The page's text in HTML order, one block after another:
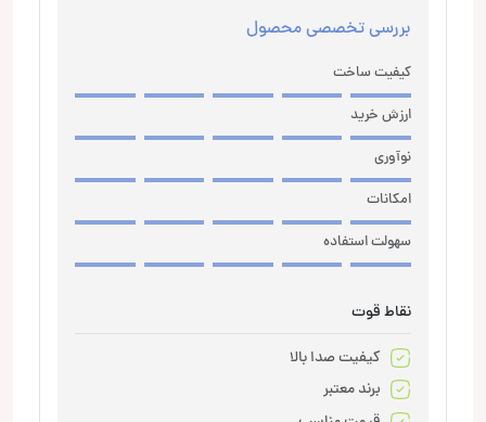
بررسی تخصصی محصول
کیفیت ساخت
ارزش خرید
نوآوری
امکانات
سهولت استفاده
نقاط قوت
کیفیت صدا بالا
برند معتبر